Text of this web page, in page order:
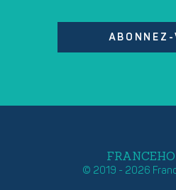
ABONNEZ-
© 2019 - 2026